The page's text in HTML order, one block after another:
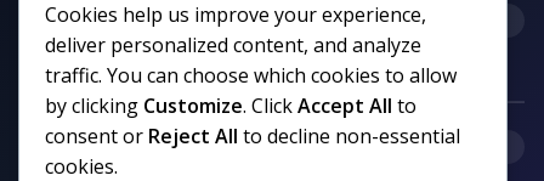
Categorias
Links uteis
Cookies help us improve your experience,
deliver personalized content, and analyze
traffic. You can choose which cookies to allow
by clicking Customize. ClickAccept All to
consent or Reject All to decline non-essential
cookies.